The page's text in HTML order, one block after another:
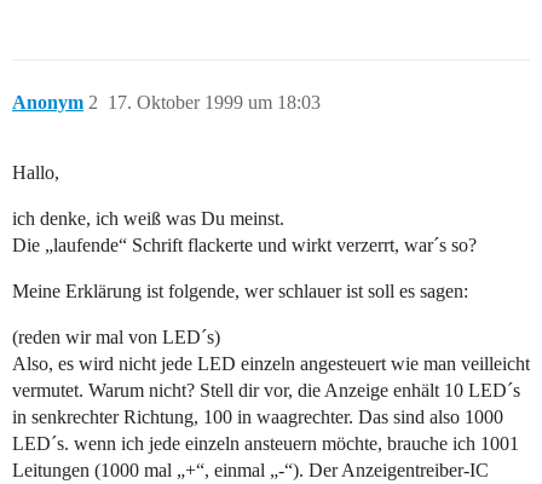
Anonym 17. Oktober 1999 um 18:03
2
Hallo,
ich denke, ich weiß was Du meinst.
Die „laufende“ Schrift flackerte und wirkt verzerrt, war´s so?
Meine Erklärung ist folgende, wer schlauer ist soll es sagen:
(reden wir mal von LED´s)
Also, es wird nicht jede LED einzeln angesteuert wie man veilleicht
vermutet. Warum nicht? Stell dir vor, die Anzeige enhält 10 LED´s
in senkrechter Richtung, 100 in waagrechter. Das sind also 1000
LED´s. wenn ich jede einzeln ansteuern möchte, brauche ich 1001
Leitungen (1000 mal „+“, einmal „-“). Der Anzeigentreiber-IC